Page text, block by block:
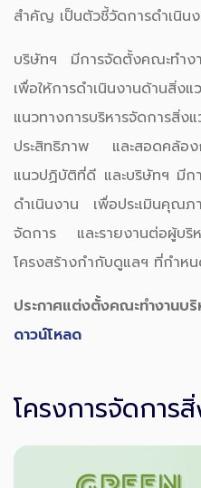
สำคัญ เป็นตัวชี้วัดการดำเนิน
บริษัทฯ มีการจัดตั้งคณะทำง
เพื่อให้การดำเนินงานด้านสิ่
แนวทางการบริหารจัดกา
ประสิทธิภาพ และสอดคล้อง
แนวปฏิบัติที่ดี และบริษัทฯ มีก
ดำเนินงาน เพื่อประเมินคุณภ
จัดการ และรายงานต่อผู้บ
โครงสร้างกำกับดูแลฯ ที่กำห
ประกาศแต่งตั้งคณะทำงานบ
ดาวน์โหลด
โครงการจัดการ